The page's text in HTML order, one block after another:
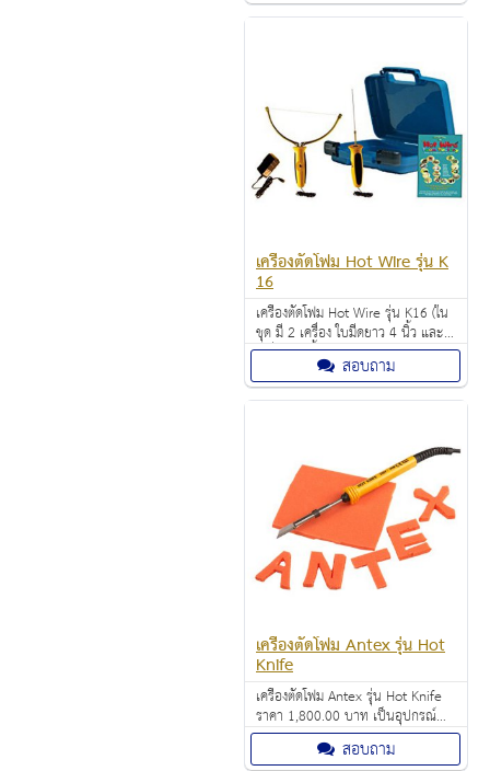
เครื่องตัดโฟม Hot Wire รุ่น K
16
เครื่องตัดโฟม Hot Wire รุ่น K16 (ใน
ชุด มี 2 เครื่อง ใบมีดยาว 4 นิ้ว และ
เครื่องกลึงขึ้นรูป) ราคา: 4,900.00สอบถาม
เครื่องตัดโฟม Antex รุ่น Hot
Knife
เครื่องตัดโฟม Antex รุ่น Hot Knife
ราคา 1,800.00 บาท เป็นอุปกรณ์
ลวดความร้อนสำหรับ ตัด โฟม ทุก
ชนิด ใช้งานง่าย สอบถาม